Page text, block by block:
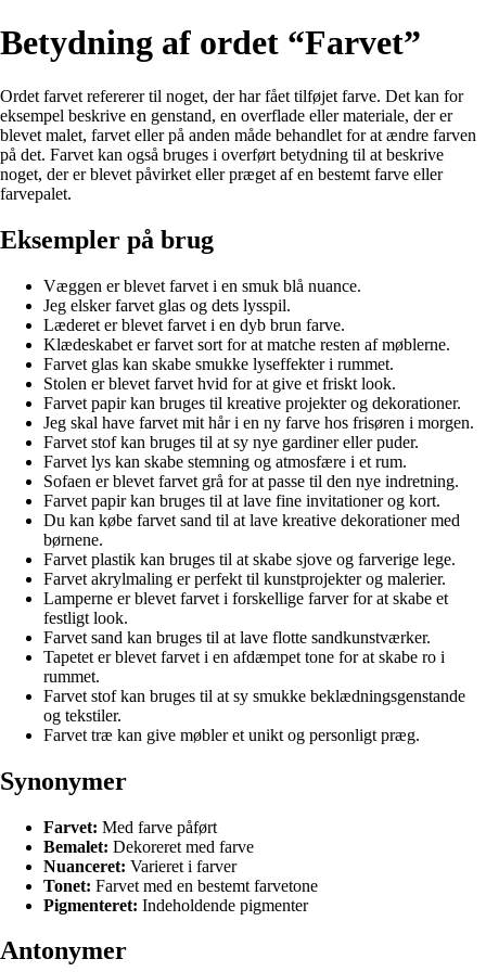
Betydning af ordet “Farvet”
Ordet farvet refererer til noget, der har fået tilføjet farve. Det kan for
eksempel beskrive en genstand, en overflade eller materiale, der er
blevet malet, farvet eller på anden måde behandlet for at ændre farven
på det. Farvet kan også bruges i overført betydning til at beskrive
noget, der er blevet påvirket eller præget af en bestemt farve eller
farvepalet.
Eksempler på brug
Væggen er blevet farvet i en smuk blå nuance.
Jeg elsker farvet glas og dets lysspil.
Læderet er blevet farvet i en dyb brun farve.
Klædeskabet er farvet sort for at matche resten af møblerne.
Farvet glas kan skabe smukke lyseffekter i rummet.
Stolen er blevet farvet hvid for at give et friskt look.
Farvet papir kan bruges til kreative projekter og dekorationer.
Jeg skal have farvet mit hår i en ny farve hos frisøren i morgen.
Farvet stof kan bruges til at sy nye gardiner eller puder.
Farvet lys kan skabe stemning og atmosfære i et rum.
Sofaen er blevet farvet grå for at passe til den nye indretning.
Farvet papir kan bruges til at lave fine invitationer og kort.
Du kan købe farvet sand til at lave kreative dekorationer med
børnene.
Farvet plastik kan bruges til at skabe sjove og farverige lege.
Farvet akrylmaling er perfekt til kunstprojekter og malerier.
Lamperne er blevet farvet i forskellige farver for at skabe et
festligt look.
Farvet sand kan bruges til at lave flotte sandkunstværker.
Tapetet er blevet farvet i en afdæmpet tone for at skabe ro i
rummet.
Farvet stof kan bruges til at sy smukke beklædningsgenstande
og tekstiler.
Farvet træ kan give møbler et unikt og personligt præg.
Synonymer
Farvet: Med farve påført
Bemalet: Dekoreret med farve
Nuanceret: Varieret i farver
Tonet: Farvet med en bestemt farvetone
Pigmenteret: Indeholdende pigmenter
Antonymer